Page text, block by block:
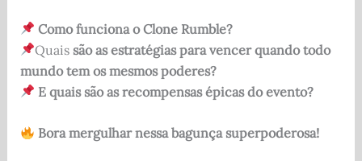
o
k
p
Como funciona o Clone Rumble?
Quais são as estratégias para vencer quando todo
mundo tem os mesmos poderes?
E quais são as recompensas épicas do evento?
Bora mergulhar nessa bagunça superpoderosa!